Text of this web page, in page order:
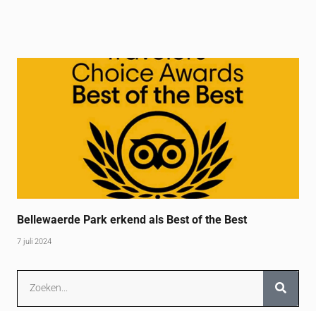
Bellewaerde Park erkend als Best of the Best
7 juli 2024